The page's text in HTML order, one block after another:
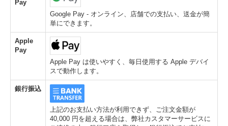
Pay
Google Pay - オンライン、店舗での支払い、送金が簡
単にできます。
Apple
Pay
Apple Pay は使いやすく、毎日使用する Apple デバイ
スで動作します。
銀行振込
上記のお支払い方法が利用できず、ご注文金額が
40,000 円を超える場合は、弊社カスタマーサービスに